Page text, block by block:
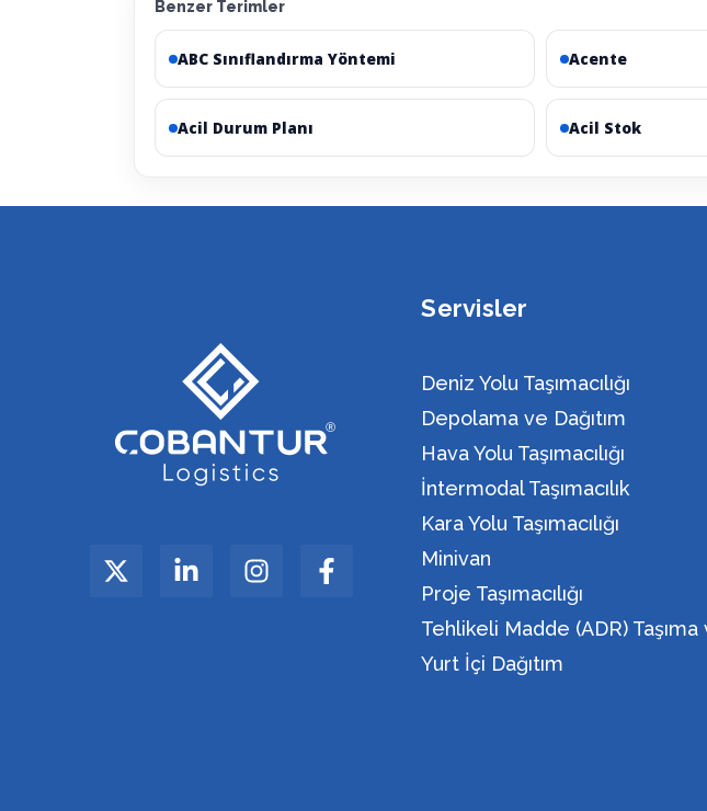
Benzer Terimler
ABC Sınıflandırma Yöntemi Acente
Acil Durum Planı Acil Stok
Servisler
Deniz Yolu Taşımacılığı
Depolama ve Dağıtım
Hava Yolu Taşımacılığı
İntermodal Taşımacılık
Kara Yolu Taşımacılığı
Minivan
Proje Taşımacılığı
Tehlikeli Madde (ADR)
Yurt İçi Dağıtım